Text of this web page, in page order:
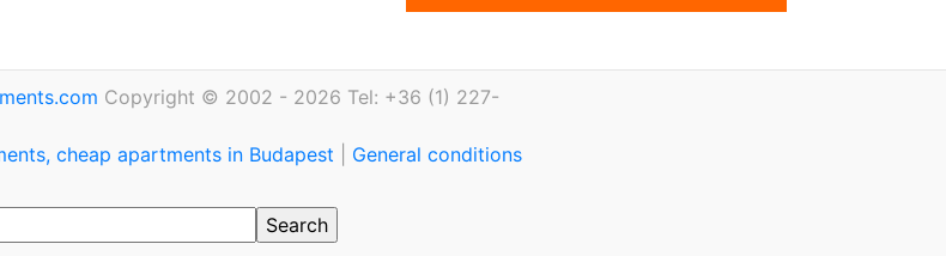
Copyright © 2002 - 2026 Tel: +36 (1) 227-
cheap apartments in Budapest
General conditions